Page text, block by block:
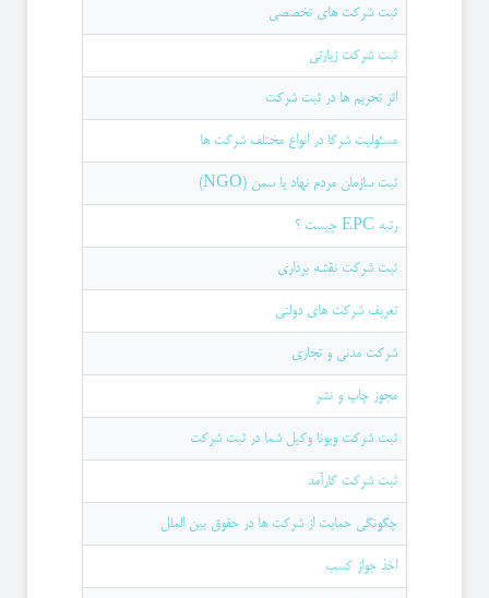
ثبت شرکت های تخصصی
ثبت شرکت زیارتی
اثر تحریم ها در ثبت شرکت
مسئولیت شرکا در انواع مختلف شرکت ها
ثبت سازمان مردم نهاد یا سمن (NGO)
رتبه EPC چیست ؟
ثبت شرکت نقشه برداری
تعریف شرکت های دولتی
شرکت مدنی و تجاری
مجوز چاپ و نشر
ثبت شرکت ویونا وکیل شما در ثبت شرکت
ثبت شرکت کارآمد
چگونگی حمایت از شرکت ها در حقوق بین الملل
اخذ جواز کسب